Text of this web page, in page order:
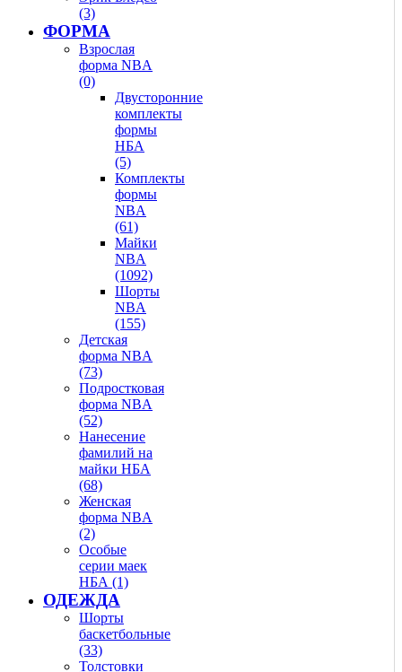
(3)
ФОРМА
Взрослая
форма NBA
(0)
Двусторонние
комплекты
формы
НБА
(5)
Комплекты
формы
NBA
(61)
Майки
NBA
(1092)
Шорты
NBA
(155)
Детская
форма NBA
(73)
Подростковая
форма NBA
(52)
Нанесение
фамилий на
майки НБА
(68)
Женская
форма NBA
(2)
Особые
серии маек
НБА (1)
ОДЕЖДА
Шорты
баскетбольные
(33)
Толстовки